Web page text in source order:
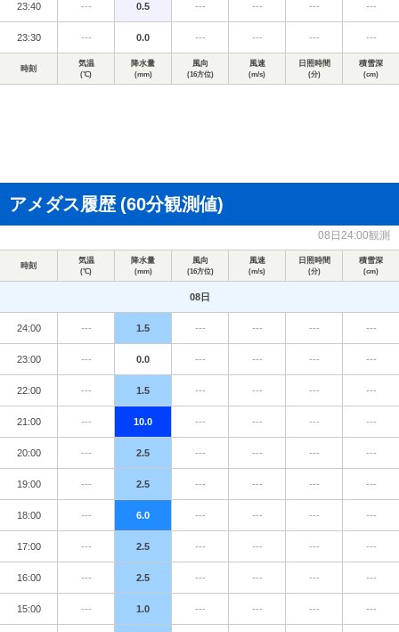
23:40 --- 0.5 --- --- --- ---
23:30 --- 0.0 --- --- --- ---
時刻
気温
(℃)
降水量
(mm)
風向
(16方位)
風速
(m/s)
日照時間
(分)
積雪深
(cm)
アメダス履歴 (60分観測値)
08日24:00観測
時刻
気温
(℃)
降水量
(mm)
風向
(16方位)
風速
(m/s)
日照時間
(分)
積雪深
(cm)
08日
24:00 --- 1.5 --- --- --- ---
23:00 --- 0.0 --- --- --- ---
22:00 --- 1.5 --- --- --- ---
21:00 --- 10.0 --- --- --- ---
20:00 --- 2.5 --- --- --- ---
19:00 --- 2.5 --- --- --- ---
18:00 --- 6.0 --- --- --- ---
17:00 --- 2.5 --- --- --- ---
16:00 --- 2.5 --- --- --- ---
15:00 --- 1.0 --- --- --- ---